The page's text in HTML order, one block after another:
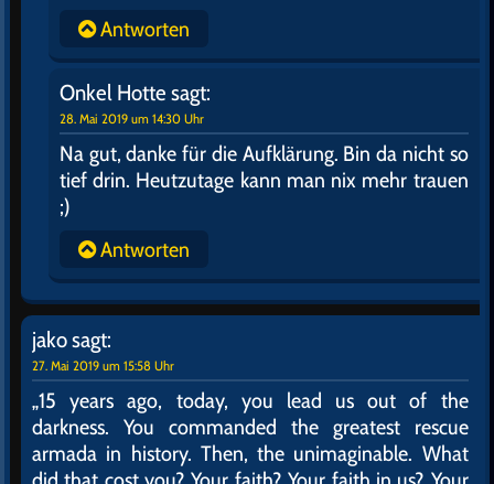
Antworten
Onkel Hotte sagt:
28. Mai 2019 um 14:30 Uhr
Na gut, danke für die Aufklärung. Bin da nicht so
tief drin. Heutzutage kann man nix mehr trauen
;)
Antworten
jakosagt:
27. Mai 2019 um 15:58 Uhr
„15 years ago, today, you lead us out of the
darkness. You commanded the greatest rescue
armada in history. Then, the unimaginable. What